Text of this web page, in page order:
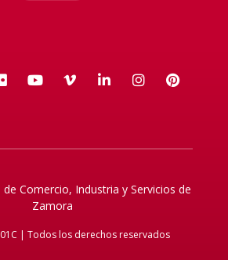
FlickrYouTube
VimeoLinkedIn
Comercio, Industria y Servicios de
Zamora
| Todos los derechos reservados